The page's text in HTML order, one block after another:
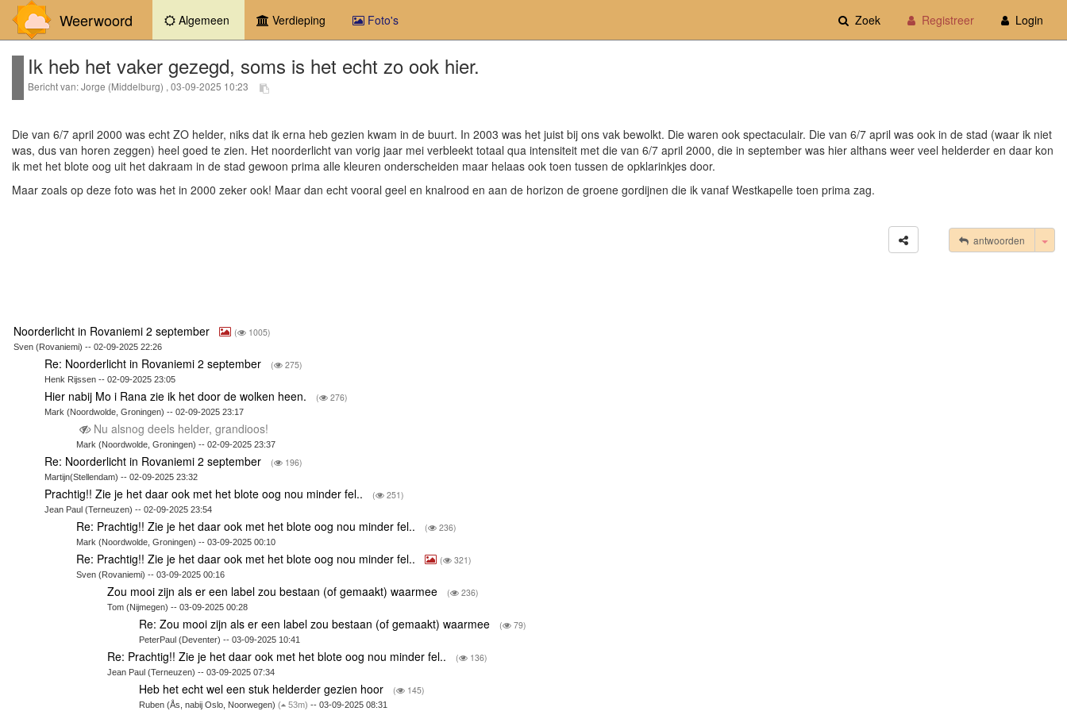
Weerwoord Algemeen (current)Verdieping Foto's Zoek Registreer Login
Ik heb het vaker gezegd, soms is het echt zo ook hier.
Bericht van: Jorge (Middelburg) , 03-09-2025 10:23
Die van 6/7 april 2000 was echt ZO helder, niks dat ik erna heb gezien kwam in de buurt. In 2003 was het juist bij ons vak bewolkt. Die waren ook spectaculair. Die van 6/7 april was ook in de stad (waar ik niet
was, dus van horen zeggen) heel goed te zien. Het noorderlicht van vorig jaar mei verbleekt totaal qua intensiteit met die van 6/7 april 2000, die in september was hier althans weer veel helderder en daar kon
ik met het blote oog uit het dakraam in de stad gewoon prima alle kleuren onderscheiden maar helaas ook toen tussen de opklarinkjes door.
Maar zoals op deze foto was het in 2000 zeker ook! Maar dan echt vooral geel en knalrood en aan de horizon de groene gordijnen die ik vanaf Westkapelle toen prima zag.
antwoorden
Noorderlicht in Rovaniemi 2 september ( 1005)
Sven (Rovaniemi) -- 02-09-2025 22:26
Re: Noorderlicht in Rovaniemi 2 september ( 275)
Henk Rijssen -- 02-09-2025 23:05
Hier nabij Mo i Rana zie ik het door de wolken heen. ( 276)
Mark (Noordwolde, Groningen) -- 02-09-2025 23:17
Nu alsnog deels helder, grandioos!
Mark (Noordwolde, Groningen) -- 02-09-2025 23:37
Re: Noorderlicht in Rovaniemi 2 september ( 196)
Martijn(Stellendam) -- 02-09-2025 23:32
Prachtig!! Zie je het daar ook met het blote oog nou minder fel.. ( 251)
Jean Paul (Terneuzen) -- 02-09-2025 23:54
Re: Prachtig!! Zie je het daar ook met het blote oog nou minder fel.. ( 236)
Mark (Noordwolde, Groningen) -- 03-09-2025 00:10
Re: Prachtig!! Zie je het daar ook met het blote oog nou minder fel.. ( 321)
Sven (Rovaniemi) -- 03-09-2025 00:16
Zou mooi zijn als er een label zou bestaan (of gemaakt) waarmee ( 236)
Tom (Nijmegen) -- 03-09-2025 00:28
Re: Zou mooi zijn als er een label zou bestaan (of gemaakt) waarmee ( 79)
PeterPaul (Deventer) -- 03-09-2025 10:41
Re: Prachtig!! Zie je het daar ook met het blote oog nou minder fel.. ( 136)
Jean Paul (Terneuzen) -- 03-09-2025 07:34
Heb het echt wel een stuk helderder gezien hoor ( 145)
Ruben (Ås, nabij Oslo, Noorwegen) ( 53m) -- 03-09-2025 08:31